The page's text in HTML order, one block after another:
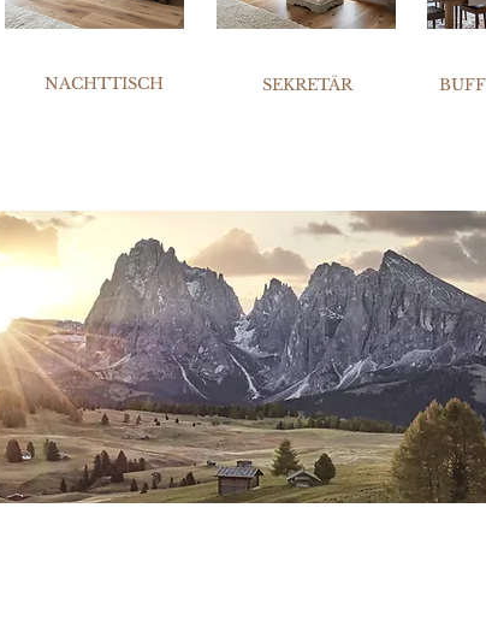
NACHTTISCH SEKRETÄR